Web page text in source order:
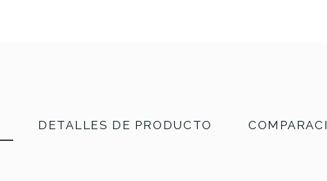
DETALLES DE PRODUCTO